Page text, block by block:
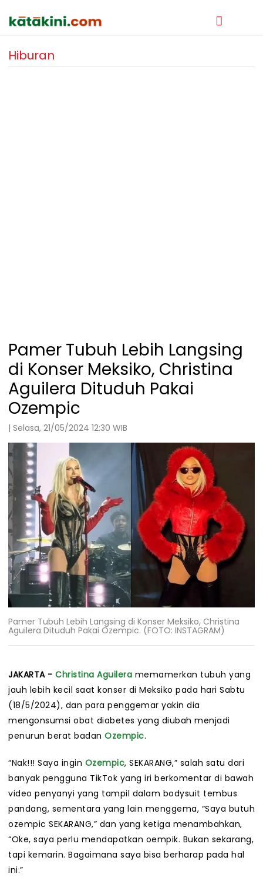
Hiburan
Pamer Tubuh Lebih Langsing
di Konser Meksiko, Christina
Aguilera Dituduh Pakai
Ozempic
| Selasa, 21/05/2024 12:30 WIB
Pamer Tubuh Lebih Langsing di Konser Meksiko, Christina
Aguilera Dituduh Pakai Ozempic. (FOTO: INSTAGRAM)
JAKARTA - Christina Aguilera memamerkan tubuh yang
jauh lebih kecil saat konser di Meksiko pada hari Sabtu
(18/5/2024), dan para penggemar yakin dia
mengonsumsi obat diabetes yang diubah menjadi
penurun berat badan Ozempic.
“Nak!!! Saya ingin Ozempic, SEKARANG,” salah satu dari
banyak pengguna TikTok yang iri berkomentar di bawah
video penyanyi yang tampil dalam bodysuit tembus
pandang, sementara yang lain menggema, “Saya butuh
ozempic SEKARANG,” dan yang ketiga menambahkan,
“Oke, saya perlu mendapatkan oempik. Bukan sekarang,
tapi kemarin. Bagaimana saya bisa berharap pada hal
ini.”